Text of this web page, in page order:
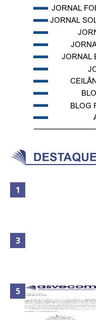
Maior São João do Cerrado
movimenta fim de semana em